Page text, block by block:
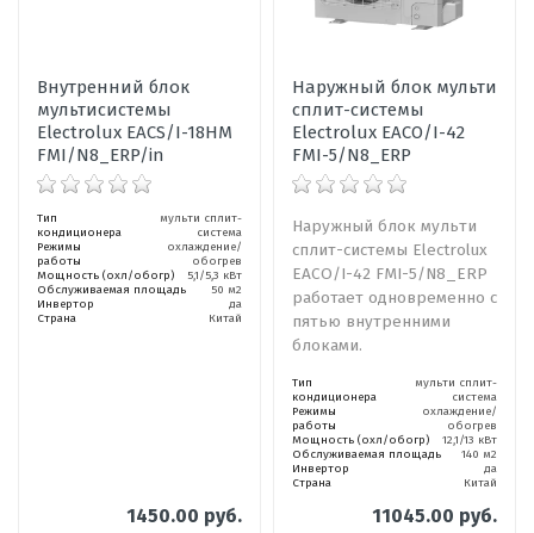
Внутренний блок
мультисистемы
Electrolux EACS/I-18HM
FMI/N8_ERP/in
Тип
кондиционера
мульти сплит-
система
Режимы
работы
охлаждение/
обогрев
Мощность (охл/обогр)
5,1/5,3 кВт
Обслуживаемая площадь
50 м2
Инвертор
да
Страна
Китай
1450.00 руб.
Наружный блок мульти
сплит-системы
Electrolux EACO/I-42
FMI-5/N8_ERP
Наружный блок мульти
сплит-системы Electrolux
EACO/I-42 FMI-5/N8_ERP
работает одновременно с
пятью внутренними
блоками.
Тип
кондиционера
мульти сплит-
система
Режимы
работы
охлаждение/
обогрев
Мощность (охл/обогр)
12,1/13 кВт
Обслуживаемая площадь
140 м2
Инвертор
да
Страна
Китай
11045.00 руб.